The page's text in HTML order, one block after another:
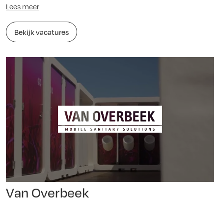
Lees meer
Bekijk vacatures
Van Overbeek